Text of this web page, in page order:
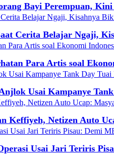
Bayi Perempuan,
Cerita Belajar Ngaji,
Para Artis soal
Usai Kampanye
Keffiyeh, Netizen Auto
Usai Jari Teriris